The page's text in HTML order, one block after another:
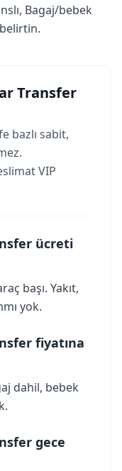
Bagaj/bebek
Transfer
bazlı sabit,
VIP
ücreti
başı. Yakıt,
yok.
fiyatına
dahil, bebek
gece